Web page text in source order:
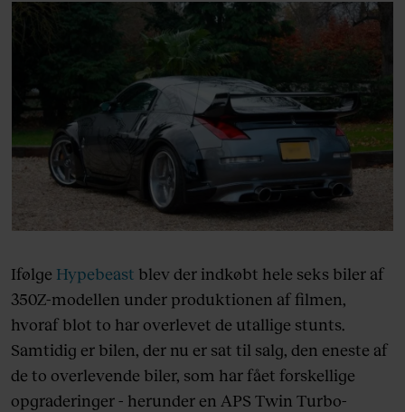
Ifølge Hypebeast blev der indkøbt hele seks biler af
350Z-modellen under produktionen af filmen,
hvoraf blot to har overlevet de utallige stunts.
Samtidig er bilen, der nu er sat til salg, den eneste af
de to overlevende biler, som har fået forskellige
opgraderinger - herunder en APS Twin Turbo-